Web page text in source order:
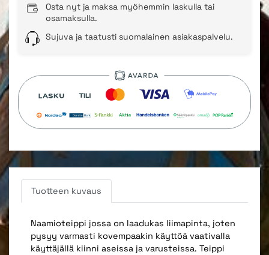
Osta nyt ja maksa myöhemmin laskulla tai
osamaksulla.
Sujuva ja taatusti suomalainen asiakaspalvelu.
Tuotteen kuvaus
Naamioteippi jossa on laadukas liimapinta, joten
pysyy varmasti kovempaakin käyttöä vaativalla
käyttäjällä kiinni aseissa ja varusteissa. Teippi